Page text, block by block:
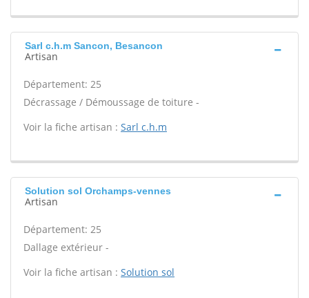
Sarl c.h.m Sancon, Besancon
Artisan
Département: 25
Décrassage / Démoussage de toiture -
Voir la fiche artisan : Sarl c.h.m
Solution sol Orchamps-vennes
Artisan
Département: 25
Dallage extérieur -
Voir la fiche artisan : Solution sol